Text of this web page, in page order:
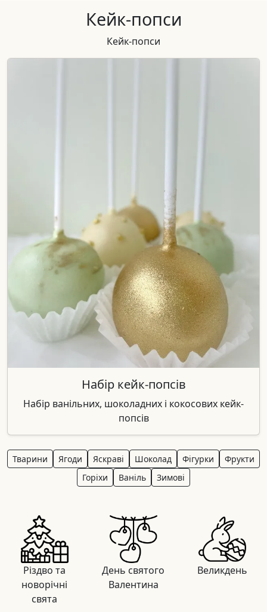
Кейк-попси
Кейк-попси
Набір кейк-попсів
Набір ванільних, шоколадних і кокосових кейк-
попсів
Тварини Ягоди Яскраві Шоколад Фігурки
Фрукти
Горіхи
Ваніль Зимові
Різдво та
новорічні
свята
День святого
Валентина
Великдень